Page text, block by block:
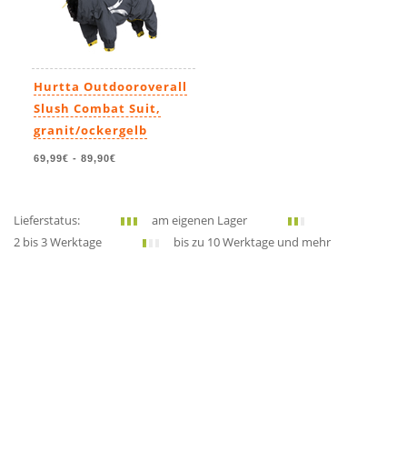
Hurtta Outdooroverall
Slush Combat Suit,
granit/ockergelb
69,99€ - 89,90€
Lieferstatus:
am eigenen Lager
2 bis 3 Werktage
bis zu 10 Werktage und mehr